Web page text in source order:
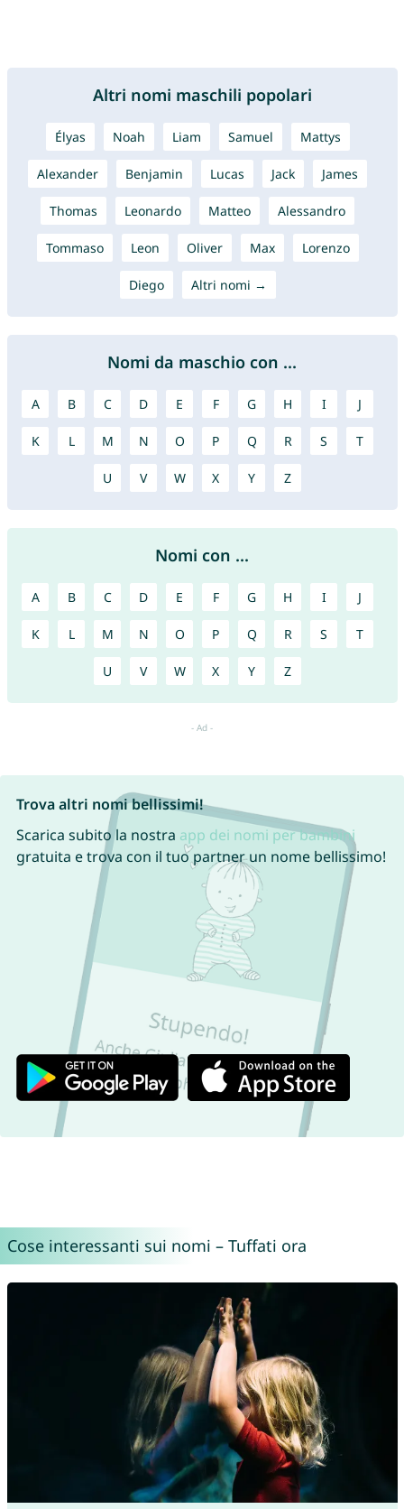
Altri nomi maschili popolari
Élyas Noah Liam Samuel Mattys
Alexander Benjamin Lucas Jack James
Thomas Leonardo Matteo Alessandro
Tommaso Leon Oliver Max Lorenzo
Diego Altri nomi →
Nomi da maschio con ...
A B C D E F G H I J
K L M N O P Q R S T
U V W X Y Z
Nomi con ...
A B C D E F G H I J
K L M N O P Q R S T
U V W X Y Z
Trova altri nomi bellissimi!
Scarica subito la nostra app dei nomi per bambini
gratuita e trova con il tuo partner un nome bellissimo!
Cose interessanti sui nomi – Tuffati ora